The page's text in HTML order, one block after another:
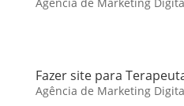
Fazer site para
Agência de Marketing